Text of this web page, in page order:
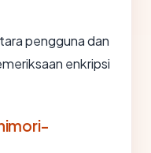
pengguna dan
enkripsi